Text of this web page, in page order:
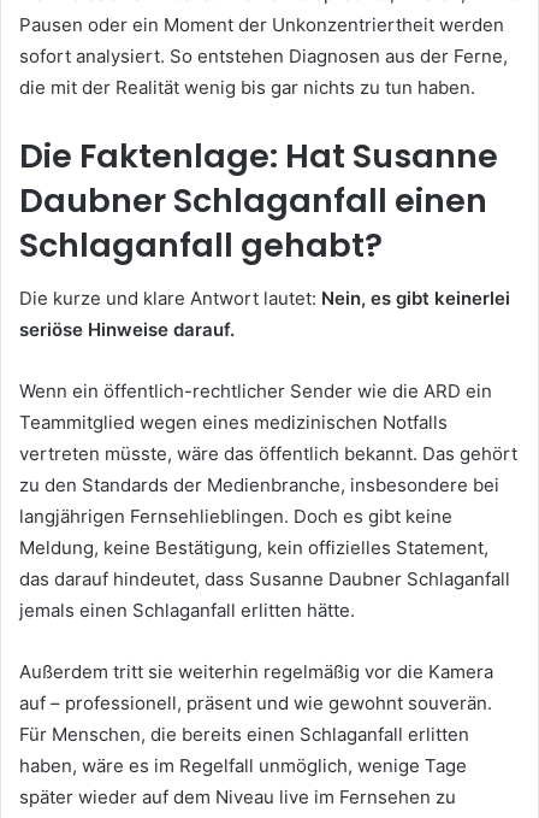
Pausen oder ein Moment der Unkonzentriertheit werden
sofort analysiert. So entstehen Diagnosen aus der Ferne,
die mit der Realität wenig bis gar nichts zu tun haben.
Die Faktenlage: Hat Susanne
Daubner Schlaganfall einen
Schlaganfall gehabt?
Die kurze und klare Antwort lautet: Nein, es gibt keinerlei
seriöse Hinweise darauf.
Wenn ein öffentlich-rechtlicher Sender wie die ARD ein
Teammitglied wegen eines medizinischen Notfalls
vertreten müsste, wäre das öffentlich bekannt. Das gehört
zu den Standards der Medienbranche, insbesondere bei
langjährigen Fernsehlieblingen. Doch es gibt keine
Meldung, keine Bestätigung, kein offizielles Statement,
das darauf hindeutet, dass Susanne Daubner Schlaganfall
jemals einen Schlaganfall erlitten hätte.
Außerdem tritt sie weiterhin regelmäßig vor die Kamera
auf – professionell, präsent und wie gewohnt souverän.
Für Menschen, die bereits einen Schlaganfall erlitten
haben, wäre es im Regelfall unmöglich, wenige Tage
später wieder auf dem Niveau live im Fernsehen zu